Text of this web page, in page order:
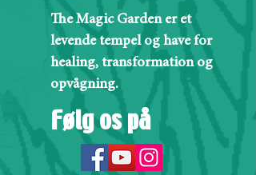
The Magic Garden er et
levende tempel og have for
healing, transformation og
opvågning.
Følg os på